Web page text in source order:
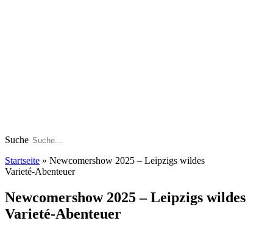
Suche
Startseite » Newcomershow 2025 – Leipzigs wildes
Varieté‑Abenteuer
Newcomershow 2025 – Leipzigs wildes
Varieté‑Abenteuer